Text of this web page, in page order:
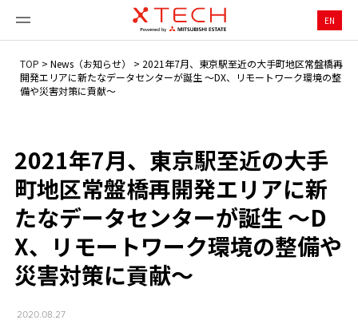
EN
TOP > News（お知らせ） > 2021年7月、東京駅至近の大手町地区常盤橋再
開発エリアに新たなデータセンターが誕生 ～DX、リモートワーク環境の整
備や災害対策に貢献～
2021年7月、東京駅至近の大手
町地区常盤橋再開発エリアに新
たなデータセンターが誕生 ～D
X、リモートワーク環境の整備や
災害対策に貢献～
2020.08.27